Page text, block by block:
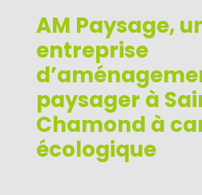
AM Paysage,
entreprise
paysager à
Chamond à
écologique